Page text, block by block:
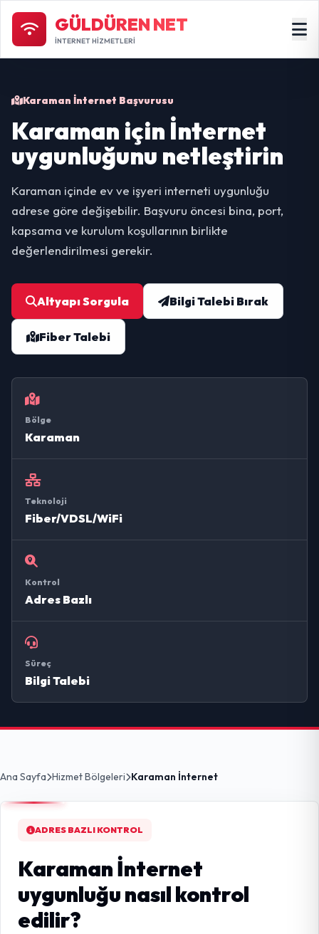
GÜLDÜREN NET
İNTERNET HİZMETLERİ
Karaman İnternet Başvurusu
Karaman için İnternet
uygunluğunu netleştirin
Karaman içinde ev ve işyeri interneti uygunluğu
adrese göre değişebilir. Başvuru öncesi bina, port,
kapsama ve kurulum koşullarının birlikte
değerlendirilmesi gerekir.
Altyapı Sorgula Bilgi Talebi Bırak
Fiber Talebi
Bölge
Karaman
Teknoloji
Fiber/VDSL/WiFi
Kontrol
Adres Bazlı
Süreç
Bilgi Talebi
Ana Sayfa Hizmet Bölgeleri Karaman İnternet
ADRES BAZLI KONTROL
Karaman İnternet
uygunluğu nasıl kontrol
edilir?